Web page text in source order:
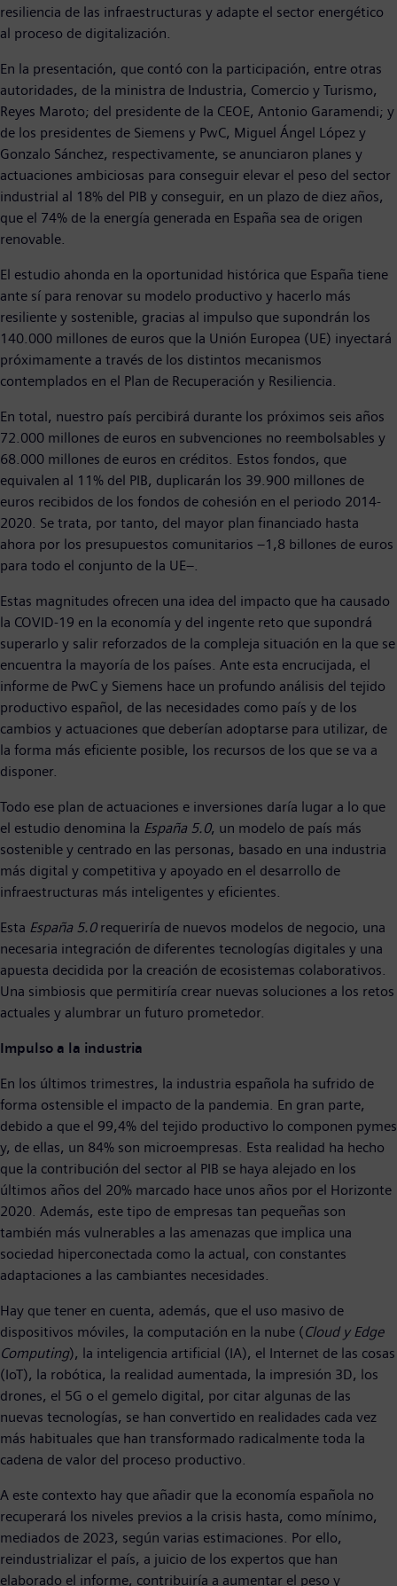
resiliencia de las infraestructuras y adapte el sector energético
al proceso de digitalización.
En la presentación, que contó con la participación, entre otras
autoridades, de la ministra de Industria, Comercio y Turismo,
Reyes Maroto; del presidente de la CEOE, Antonio Garamendi; y
de los presidentes de Siemens y PwC, Miguel Ángel López y
Gonzalo Sánchez, respectivamente, se anunciaron planes y
actuaciones ambiciosas para conseguir elevar el peso del sector
industrial al 18% del PIB y conseguir, en un plazo de diez años,
que el 74% de la energía generada en España sea de origen
renovable.
El estudio ahonda en la oportunidad histórica que España tiene
ante sí para renovar su modelo productivo y hacerlo más
resiliente y sostenible, gracias al impulso que supondrán los
140.000 millones de euros que la Unión Europea (UE) inyectará
próximamente a través de los distintos mecanismos
contemplados en el Plan de Recuperación y Resiliencia.
En total, nuestro país percibirá durante los próximos seis años
72.000 millones de euros en subvenciones no reembolsables y
68.000 millones de euros en créditos. Estos fondos, que
equivalen al 11% del PIB, duplicarán los 39.900 millones de
euros recibidos de los fondos de cohesión en el periodo 2014-
2020. Se trata, por tanto, del mayor plan financiado hasta
ahora por los presupuestos comunitarios −1,8 billones de euros
para todo el conjunto de la UE−.
Estas magnitudes ofrecen una idea del impacto que ha causado
la COVID-19 en la economía y del ingente reto que supondrá
superarlo y salir reforzados de la compleja situación en la que se
encuentra la mayoría de los países. Ante esta encrucijada, el
informe de PwC y Siemens hace un profundo análisis del tejido
productivo español, de las necesidades como país y de los
cambios y actuaciones que deberían adoptarse para utilizar, de
la forma más eficiente posible, los recursos de los que se va a
disponer.
Todo ese plan de actuaciones e inversiones daría lugar a lo que
el estudio denomina la España 5.0, un modelo de país más
sostenible y centrado en las personas, basado en una industria
más digital y competitiva y apoyado en el desarrollo de
infraestructuras más inteligentes y eficientes.
Esta España 5.0requeriría de nuevos modelos de negocio, una
necesaria integración de diferentes tecnologías digitales y una
apuesta decidida por la creación de ecosistemas colaborativos.
Una simbiosis que permitiría crear nuevas soluciones a los retos
actuales y alumbrar un futuro prometedor.
Impulso a la industria
En los últimos trimestres, la industria española ha sufrido de
forma ostensible el impacto de la pandemia. En gran parte,
debido a que el 99,4% del tejido productivo lo componen pymes
y, de ellas, un 84% son microempresas. Esta realidad ha hecho
que la contribución del sector al PIB se haya alejado en los
últimos años del 20% marcado hace unos años por el Horizonte
2020. Además, este tipo de empresas tan pequeñas son
también más vulnerables a las amenazas que implica una
sociedad hiperconectada como la actual, con constantes
adaptaciones a las cambiantes necesidades.
Hay que tener en cuenta, además, que el uso masivo de
dispositivos móviles, la computación en la nube (Cloud y Edge
Computing), la inteligencia artificial (IA), el Internet de las cosas
(IoT), la robótica, la realidad aumentada, la impresión 3D, los
drones, el 5G o el gemelo digital, por citar algunas de las
nuevas tecnologías, se han convertido en realidades cada vez
más habituales que han transformado radicalmente toda la
cadena de valor del proceso productivo.
A este contexto hay que añadir que la economía española no
recuperará los niveles previos a la crisis hasta, como mínimo,
mediados de 2023, según varias estimaciones. Por ello,
reindustrializar el país, a juicio de los expertos que han
elaborado el informe, contribuiría a aumentar el peso y